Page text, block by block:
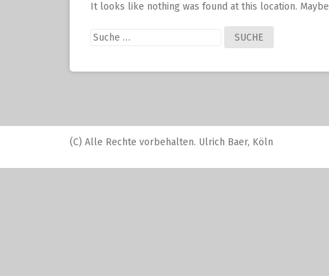
It looks like nothing was found at this location.
Suche
nach:
(C) Alle Rechte vorbehalten. Ulrich Baer, Köln